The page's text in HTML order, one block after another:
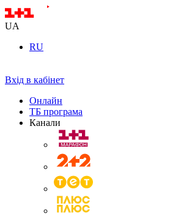
UA
RU
Вхід в кабінет
Онлайн
ТБ програма
Канали